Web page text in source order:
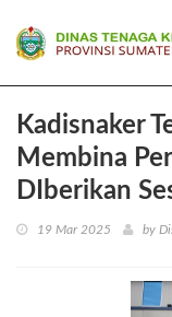
Kadisnaker
Membina
DIberikan
19 Mar 2025 by